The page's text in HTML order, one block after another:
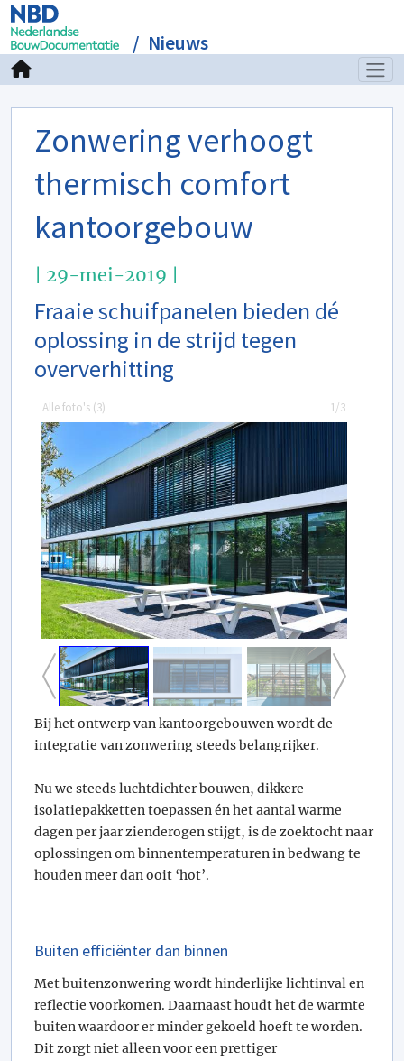
Nieuws
Zonwering verhoogt
thermisch comfort
kantoorgebouw
| 29-mei-2019 |
Fraaie schuifpanelen bieden dé
oplossing in de strijd tegen
oververhitting
Alle foto's (3) 1/3
Bij het ontwerp van kantoorgebouwen wordt de
integratie van zonwering steeds belangrijker.
Nu we steeds luchtdichter bouwen, dikkere
isolatiepakketten toepassen én het aantal warme
dagen per jaar zienderogen stijgt, is de zoektocht naar
oplossingen om binnentemperaturen in bedwang te
houden meer dan ooit ‘hot’.
Buiten efficiënter dan binnen
Met buitenzonwering wordt hinderlijke lichtinval en
reflectie voorkomen. Daarnaast houdt het de warmte
buiten waardoor er minder gekoeld hoeft te worden.
Dit zorgt niet alleen voor een prettiger